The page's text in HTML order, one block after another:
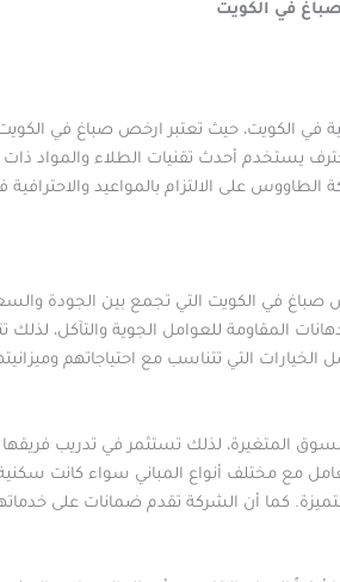
في الكويت
في الكويت، حيث تعتبر ارخص صباغ في الكويت
يستخدم أحدث تقنيات الطلاء والمواد ذات
على الالتزام بالمواعيد والاحترافية
في الكويت التي تجمع بين الجودة
المقاومة للعوامل الجوية والتآكل، لذلك
التي تتناسب مع احتياجاتهم
المتغيرة، لذلك تستثمر في تدريب فريقها
مع مختلف أنواع المباني سواء كانت سكنية
كما أن الشركة تقدم ضمانات على